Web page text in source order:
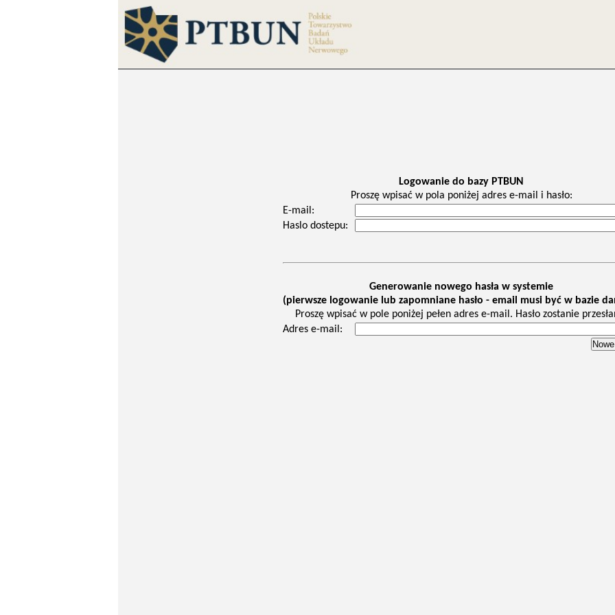
Logowanie do bazy PTBUN
Proszę wpisać w pola poniżej adres e-mail i hasło:
E-mail:
Haslo dostepu:
Generowanie nowego hasła w systemie
(pierwsze logowanie lub zapomniane hasło - email musi być w bazie
Proszę wpisać w pole poniżej pełen adres e-mail. Hasło zostanie
Adres e-mail: